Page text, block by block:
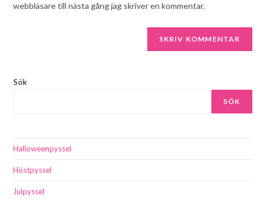
webbläsare till nästa gång jag skriver en kommentar.
Sök
SÖK
Halloweenpyssel
Höstpyssel
Julpyssel